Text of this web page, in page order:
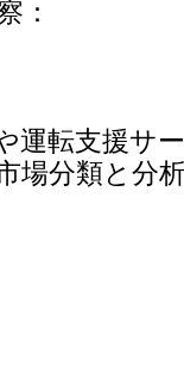
：
運転支援サ
場分類と分